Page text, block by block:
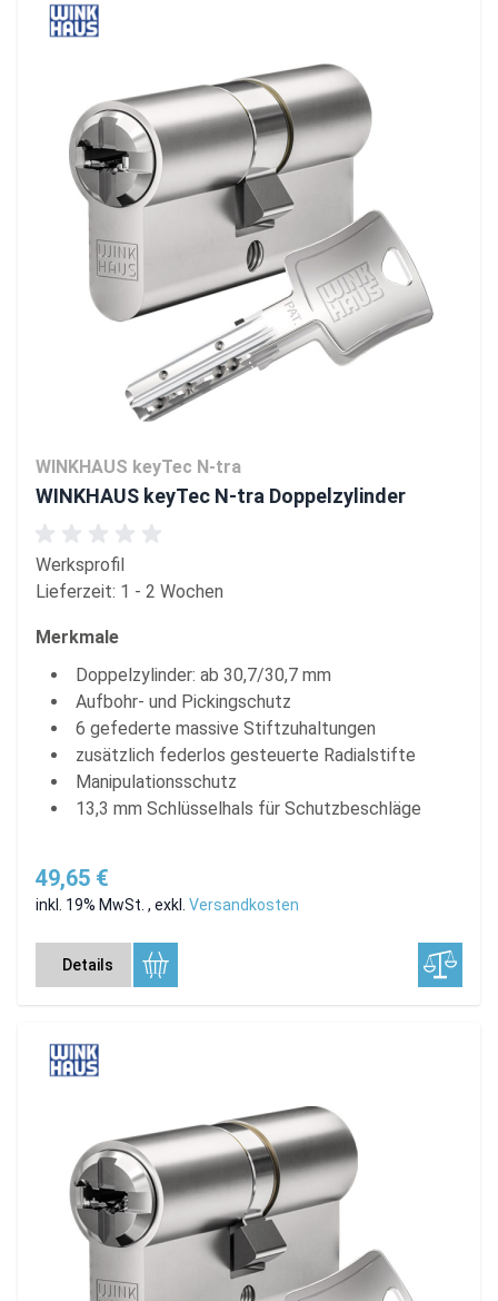
WINKHAUS keyTec N-tra
WINKHAUS keyTec N-tra Doppelzylinder
Werksprofil
Lieferzeit: 1 - 2 Wochen
Merkmale
Doppelzylinder: ab 30,7/30,7 mm
Aufbohr- und Pickingschutz
6 gefederte massive Stiftzuhaltungen
zusätzlich federlos gesteuerte Radialstifte
Manipulationsschutz
13,3 mm Schlüsselhals für Schutzbeschläge
49,65 €
inkl. 19% MwSt. , exkl. Versandkosten
Details